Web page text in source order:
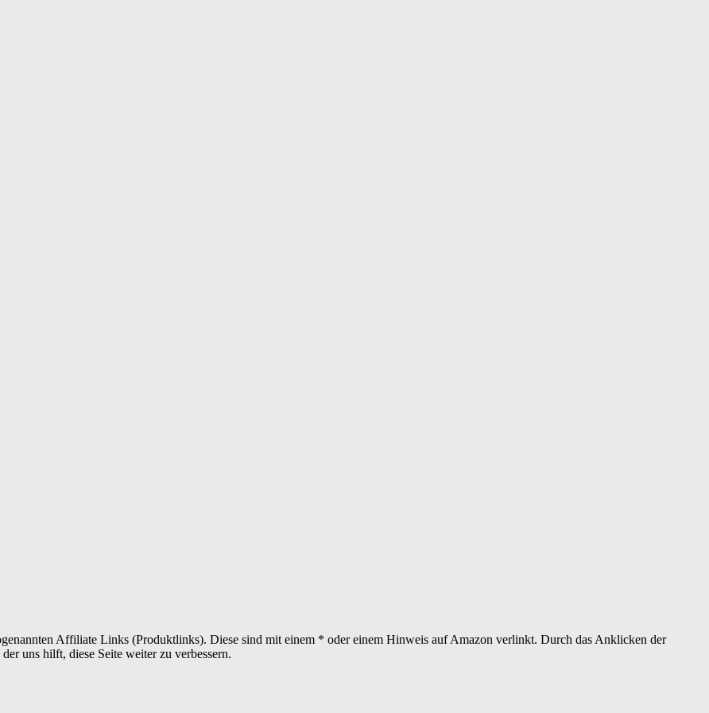
Affiliate Links (Produktlinks). Diese sind mit einem * oder einem Hinweis auf Amazon verlinkt. Durch das Anklicken der
uns hilft, diese Seite weiter zu verbessern.